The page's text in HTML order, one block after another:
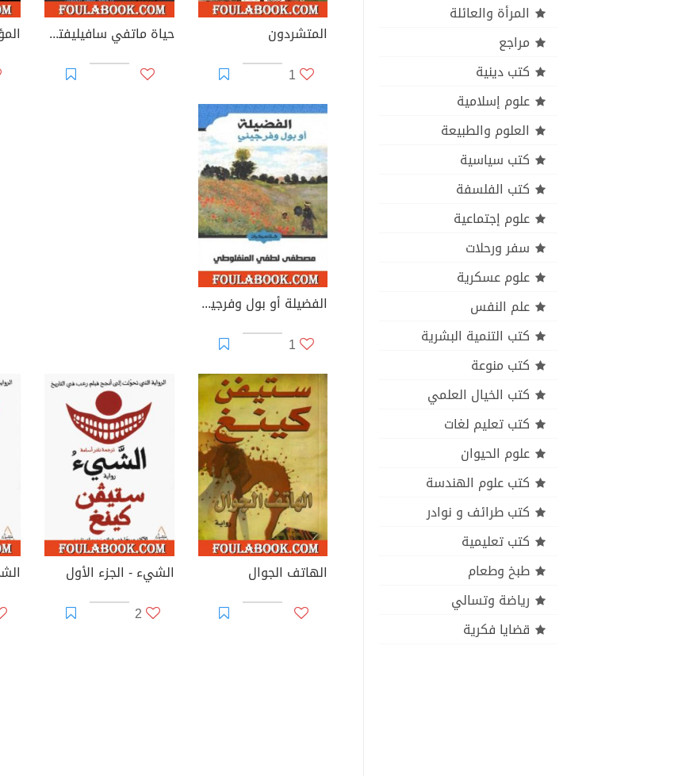
المرأة والعائلة
مراجع
كتب دينية
علوم إسلامية
العلوم والطبيعة
كتب سياسية
كتب الفلسفة
علوم إجتماعية
سفر ورحلات
علوم عسكرية
علم النفس
كتب التنمية البشرية
كتب منوعة
كتب الخيال العلمي
كتب تعليم لغات
علوم الحيوان
كتب علوم الهندسة
كتب طرائف و نوادر
كتب تعليمية
طبخ وطعام
رياضة وتسالي
قضايا فكرية
المتشردون
1
حياة ماتفي سافيليفتش كوجيمايكين
الفضيلة أو بول وفرجيني
1
الهاتف الجوال
الشيء - الجزء الأول
2